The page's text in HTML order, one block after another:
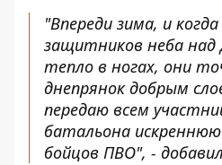
"Впереди зима, и
защитников неба над
тепло в ногах, они
днепрянок добрым
передаю всем
батальона
бойцов ПВО", -